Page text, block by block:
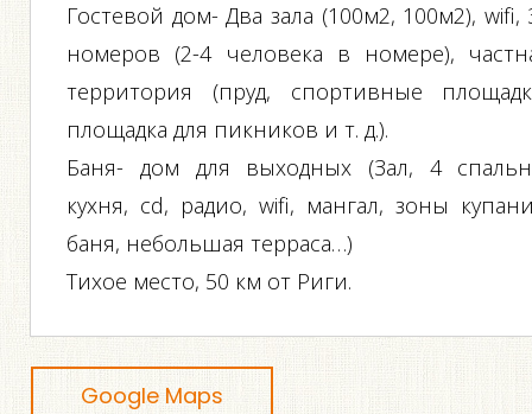
Гостевой дом- Два зала (100м2, 100м2), wifi,
номеров (2-4 человека в номере),
территория (пруд, спортивные
площадка для пикников и т. д.).
Баня- дом для выходных (Зал, 4
кухня, cd, радио, wifi, мангал, зоны
баня, небольшая терраса…)
Тихое место, 50 км от Риги.
Google Maps